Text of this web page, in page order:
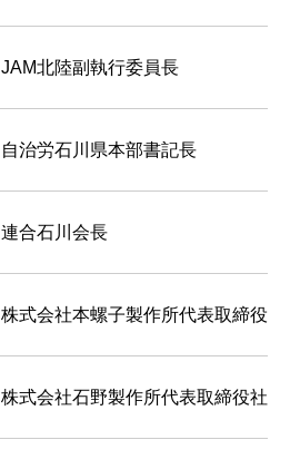
JAM北陸副執行委員長
自治労石川県本部書記長
連合石川会長
株式会社本螺子製作所代表取締役社
株式会社石野製作所代表取締役社長